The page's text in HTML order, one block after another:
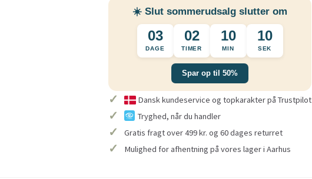
☀️ Slut sommerudsalg slutter om
03
DAGE
02
TIMER
10
MIN
09
SEK
Spar op til 50%
✓ Dansk kundeservice og topkarakter på Trustpilot
✓ Tryghed, når du handler
✓ Gratis fragt over 499 kr. og 60 dages returret
✓ Mulighed for afhentning på vores lager i Aarhus